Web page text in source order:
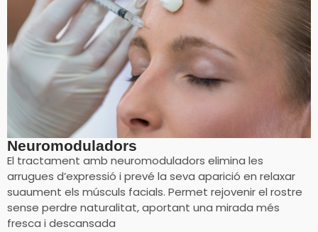
Neuromoduladors
El tractament amb neuromoduladors elimina les
arrugues d’expressió i prevé la seva aparició en relaxar
suaument els músculs facials. Permet rejovenir el rostre
sense perdre naturalitat, aportant una mirada més
fresca i descansada